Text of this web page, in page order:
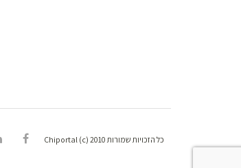
כל הזכויות שמורות Chiportal (c) 2010